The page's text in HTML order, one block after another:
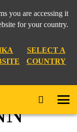
you are accessing it
for your country.
SELECT A
COUNTRY